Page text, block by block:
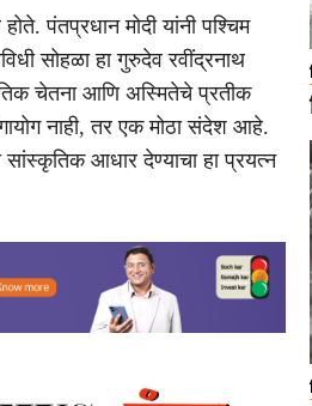
पंतप्रधान मोदी यांनी पश्चिम
सोहळा हा गुरुदेव रवींद्रनाथ
चेतना आणि अस्मितेचे प्रतीक
नाही, तर एक मोठा संदेश आहे.
सांस्कृतिक आधार देण्याचा हा प्रयत्न